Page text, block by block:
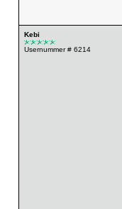
Kebi
Usernummer # 6214